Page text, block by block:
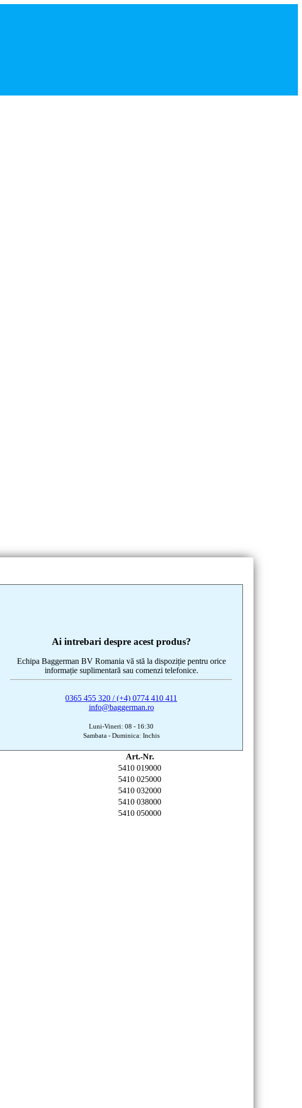
Ai intrebari despre acest produs?
Echipa Baggerman BV Romania vă stă la dispoziție pentru orice
informație suplimentară sau comenzi telefonice.
0365 455 320 / (+4) 0774 410 411
info@baggerman.ro
Luni-Vineri: 08 - 16:30
Sambata - Duminica: Inchis
Art.-Nr.
5410 019000
5410 025000
5410 032000
5410 038000
5410 050000